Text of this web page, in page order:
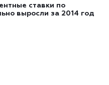
ставки по
выросли за 2014 год